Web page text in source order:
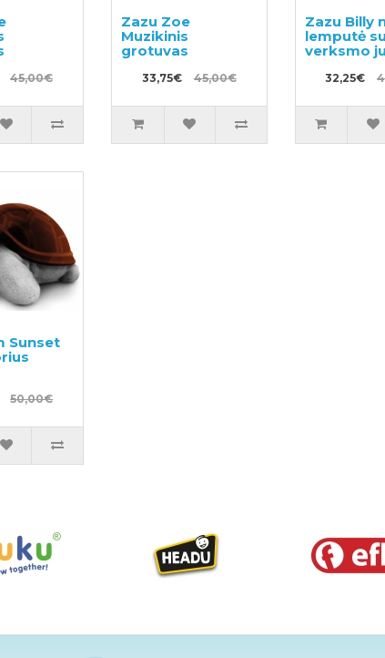
45,00€
Zazu Zoe
Muzikinis
grotuvas
33,75€ 45,00€
Zazu Billy
lemputė su
verksmo
32,25€
Sunset
50,00€